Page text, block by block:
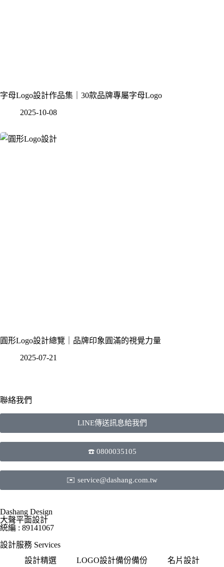
字母Logo設計作品集｜30款品牌專屬字母Logo
2025-10-08
圓形Logo設計總覽｜品牌印象圓滿的視覺力量
2025-07-21
聯絡我們
LINE傳送訊息給我們
☎️ 0800035105
✉️ service@dashang.com.tw
Dashang Design
大聲平面設計
統編 : 89141067
設計服務 Services
設計精選
LOGO設計備份備份 名片設計